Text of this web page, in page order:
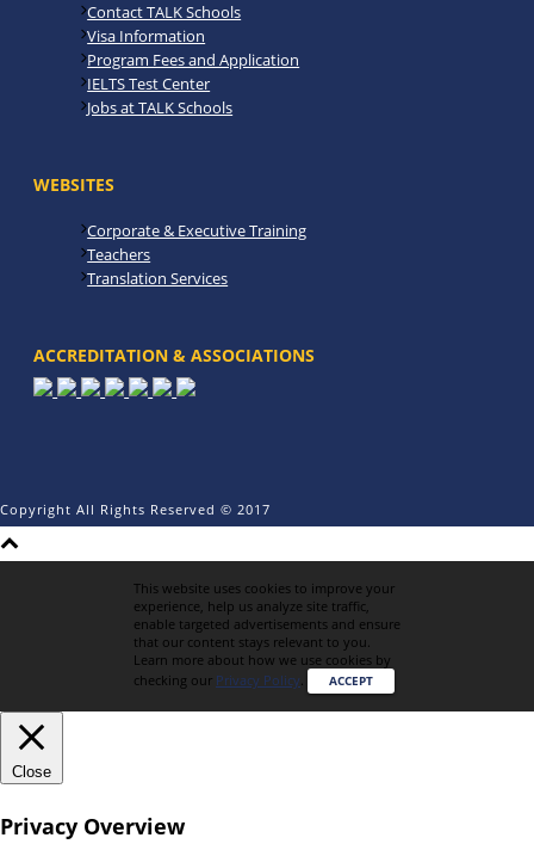
Contact TALK Schools
Visa Information
Program Fees and Application
IELTS Test Center
Jobs at TALK Schools
WEBSITES
Corporate & Executive Training
Teachers
Translation Services
ACCREDITATION & ASSOCIATIONS
Copyright All Rights Reserved © 2017
This website uses cookies to improve your
experience, help us analyze site traffic,
enable targeted advertisements and ensure
that our content stays relevant to you.
Learn more about how we use cookies by
checking our Privacy Policy. ACCEPT
Close
Privacy Overview